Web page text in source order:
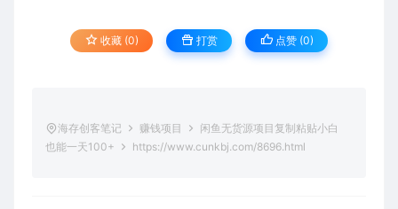
收藏 (0) 打赏 点赞 (0)
海存创客笔记 赚钱项目
闲鱼无货源项目复制粘贴小白
也能一天100+
https://www.cunkbj.com/8696.html